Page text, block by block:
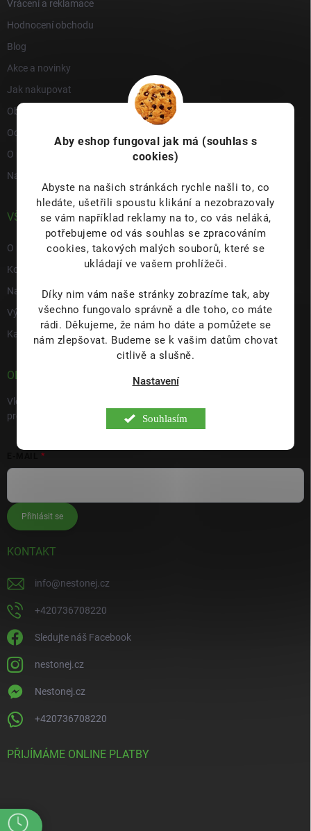
Aby eshop fungoval jak má (souhlas s
cookies)
Abyste na našich stránkách rychle našli to, co
hledáte, ušetřili spoustu klikání a nezobrazovaly
se vám například reklamy na to, co vás neláká,
potřebujeme od vás souhlas se zpracováním
cookies, takových malých souborů, které se
ukládají ve vašem prohlížeči.
Díky nim vám naše stránky zobrazíme tak, aby
všechno fungovalo správně a dle toho, co máte
rádi. Děkujeme, že nám ho dáte a pomůžete se
nám zlepšovat. Budeme se k vašim datům chovat
citlivě a slušně.
Nastavení
Souhlasím
Vrácení a reklamace
Hodnocení obchodu
Blog
Akce a novinky
Jak nakupovat
Obchodní podmínky
Ochrana osobních údajů
O nás
Napište nám
VŠE O NÁS
O nás
Kontakty
Napište nám
Výdejní místo s prodejnou Hulín
Kariéra
ODEBÍRAT NEWSLETTER
Vložte svůj e-mail a my vám budeme zasílat informace o nových
produktech na našem e-shopu.
Přihlásit se
KONTAKT
info@nestonej.cz
+420736708220
Sledujte náš Facebook
nestonej.cz
Nestonej.cz
+420736708220
PŘIJÍMÁME ONLINE PLATBY